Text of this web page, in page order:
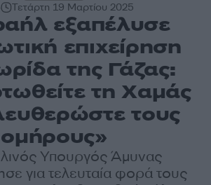
Τετάρτη 19 Μαρτίου 2025
εξαπέλυσε
επιχείρηση
της Γάζας:
τη Χαμάς
τους
ομήρους»
Υπουργός Άμυνας
για τελευταία φορά τους